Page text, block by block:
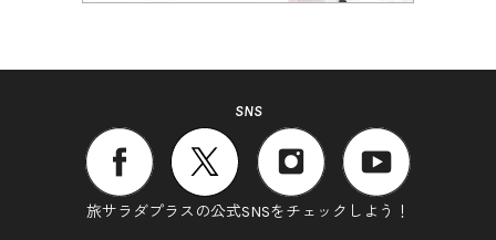
SNS
旅サラダプラスの公式SNSをチェックしよう！